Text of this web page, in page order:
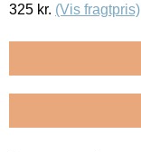
325 kr. (Vis fragtpris)